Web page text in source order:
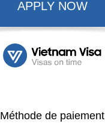
APPLY NOW
Méthode de paiement